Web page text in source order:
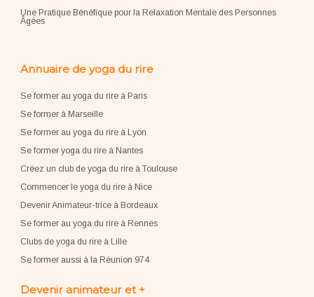
Une Pratique Bénéfique pour la Relaxation Mentale des Personnes
Âgées
Annuaire de yoga du rire
Se former au yoga du rire à Paris
Se former à Marseille
Se former au yoga du rire à Lyon
Se former yoga du rire à Nantes
Créez un club de yoga du rire à Toulouse
Commencer le yoga du rire à Nice
Devenir Animateur-trice à Bordeaux
Se former au yoga du rire à Rennes
Clubs de yoga du rire à Lille
Se former aussi à la Réunion 974
Devenir animateur et +